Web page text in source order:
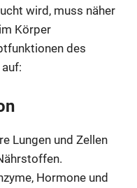
wird, muss näher
Körper
des
Lungen und Zellen
Hormone und